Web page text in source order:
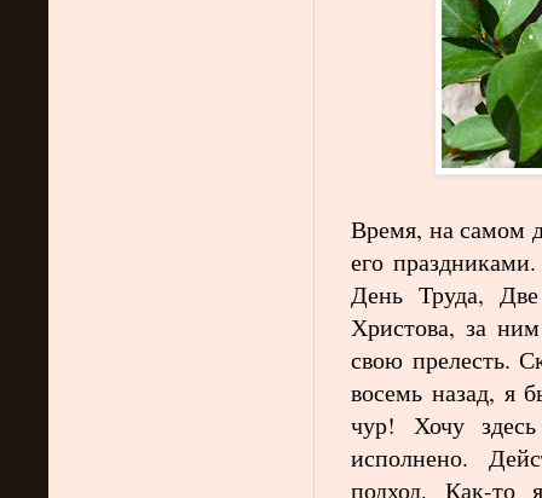
Время, на самом
его
День Труда,
Христова, за
свою прелесть.
восемь назад, я
чур! Хочу
исполнено.
подход. Как-то